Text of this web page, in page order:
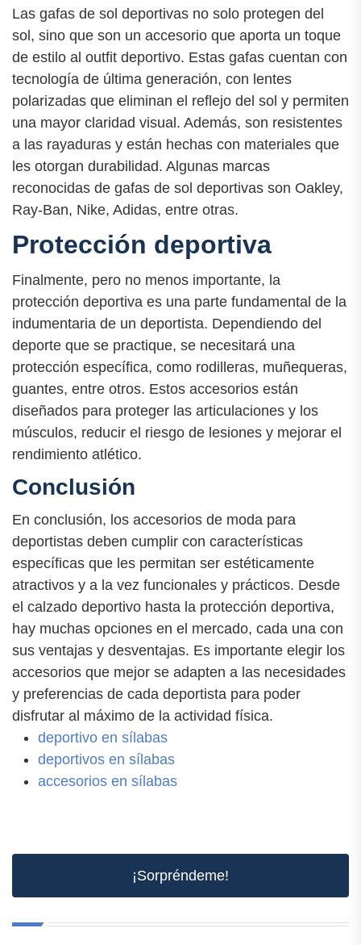
Las gafas de sol deportivas no solo protegen del
sol, sino que son un accesorio que aporta un toque
de estilo al outfit deportivo. Estas gafas cuentan con
tecnología de última generación, con lentes
polarizadas que eliminan el reflejo del sol y permiten
una mayor claridad visual. Además, son resistentes
a las rayaduras y están hechas con materiales que
les otorgan durabilidad. Algunas marcas
reconocidas de gafas de sol deportivas son Oakley,
Ray-Ban, Nike, Adidas, entre otras.
Protección deportiva
Finalmente, pero no menos importante, la
protección deportiva es una parte fundamental de la
indumentaria de un deportista. Dependiendo del
deporte que se practique, se necesitará una
protección específica, como rodilleras, muñequeras,
guantes, entre otros. Estos accesorios están
diseñados para proteger las articulaciones y los
músculos, reducir el riesgo de lesiones y mejorar el
rendimiento atlético.
Conclusión
En conclusión, los accesorios de moda para
deportistas deben cumplir con características
específicas que les permitan ser estéticamente
atractivos y a la vez funcionales y prácticos. Desde
el calzado deportivo hasta la protección deportiva,
hay muchas opciones en el mercado, cada una con
sus ventajas y desventajas. Es importante elegir los
accesorios que mejor se adapten a las necesidades
y preferencias de cada deportista para poder
disfrutar al máximo de la actividad física.
deportivo en sílabas
deportivos en sílabas
accesorios en sílabas
¡Sorpréndeme!